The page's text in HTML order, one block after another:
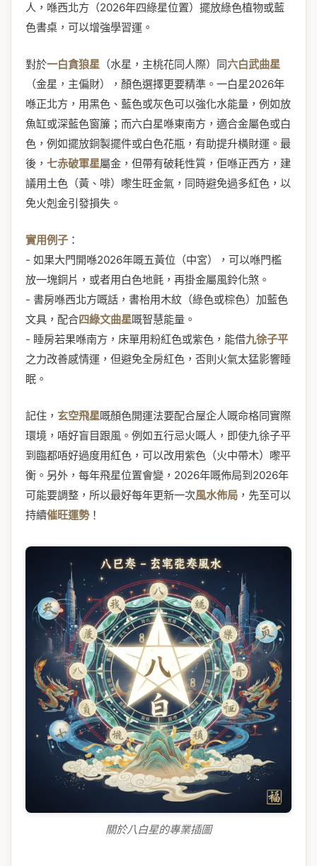
人，喺西北方（2026年四綠星位置）擺放綠色植物或藍
色書桌，可以增強學習運。
對於一白貪狼星 （水星，主桃花同人際）同六白武曲星
（金星，主偏財），顏色選擇更要精準。一白星2026年
喺正北方，用黑色、藍色或灰色可以強化水能量，例如放
魚缸或深藍色窗簾；而六白星喺東南方，適合金屬色或白
色，例如擺放銅製擺件或白色花瓶，有助提升橫財運。最
後， 七赤破軍星屬金，但帶有破耗性質，佢喺正西方，建
議用土色（黃、啡）嚟生旺金氣，同時避免過多紅色，以
免火剋金引發損失。
實用例子 ：
- 如果大門開喺2026年嘅五黃位（中宮），可以喺門檻
放一塊銅片，或者用白色地氈，再掛金屬風鈴化煞。
- 書房喺西北方嘅話，書枱用木紋（綠色或棕色）加藍色
文具，配合四綠文曲星嘅智慧能量。
- 睡房若果喺南方，床單用粉紅色或紫色，能借九徐子平
之力改善感情運，但避免全房紅色，否則火氣太猛影響睡
眠。
記住， 玄空飛星嘅顏色開運法要配合屋企人嘅命格同實際
環境，唔好盲目跟風。例如五行忌火嘅人，即使九徐子平
到臨都唔好過度用紅色，可以改用紫色（火中帶木）嚟平
衡。另外，每年飛星位置會變，2026年嘅佈局到2026年
可能要調整，所以最好每年更新一次風水佈局 ，先至可以
持續催旺運勢！
關於八白星的專業插圖